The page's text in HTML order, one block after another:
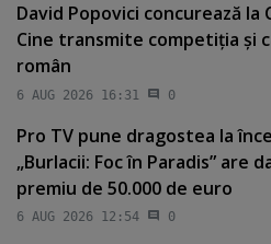
David Popovici concurează la
Cine transmite competiţia şi
român
6 AUG 2026 16:31 0
Pro TV pune dragostea la
„Burlacii: Foc în Paradis” are
premiu de 50.000 de euro
6 AUG 2026 12:54 0